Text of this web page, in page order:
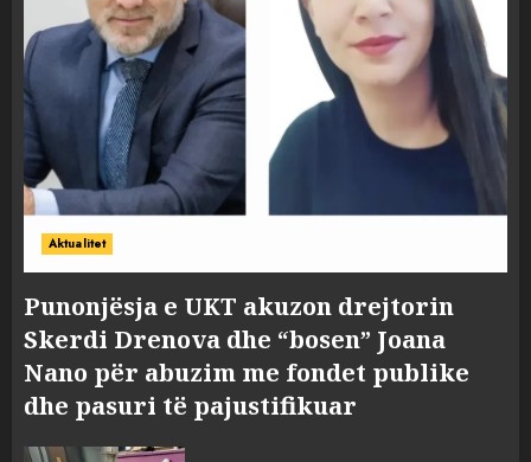
Aktualitet
Punonjësja e UKT akuzon drejtorin
Skerdi Drenova dhe “bosen” Joana
Nano për abuzim me fondet publike
dhe pasuri të pajustifikuar